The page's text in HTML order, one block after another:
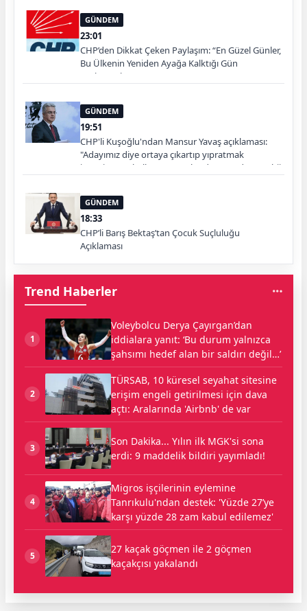
GÜNDEM
23:01
CHP’den Dikkat Çeken Paylaşım: “En Güzel Günler,
Bu Ülkenin Yeniden Ayağa Kalktığı Gün
Başlayacak”
GÜNDEM
19:51
CHP'li Kuşoğlu'ndan Mansur Yavaş açıklaması:
"Adayımız diye ortaya çıkartıp yıpratmak
istemiyoruz, halkın teveccühü devam ederse tabii
GÜNDEM
18:33
CHP’li Barış Bektaş’tan Çocuk Suçluluğu
Açıklaması
Trend Haberler
1
Voleybolcu Derya Çayırgan’dan
iddialara yanıt: ‘Bu durum yalnızca
şahsımı hedef alan bir saldırı değil…’
2
TÜRSAB, 10 küresel seyahat sitesine
erişim engeli getirilmesi için dava
açtı: Aralarında 'Airbnb' de var
3
Son Dakika... Yılın ilk MGK'si sona
erdi: 9 maddelik bildiri yayımladı!
4
Migros işçilerinin eylemine
Tanrıkulu'ndan destek: 'Yüzde 27’ye
karşı yüzde 28 zam kabul edilemez'
5
27 kaçak göçmen ile 2 göçmen
kaçakçısı yakalandı